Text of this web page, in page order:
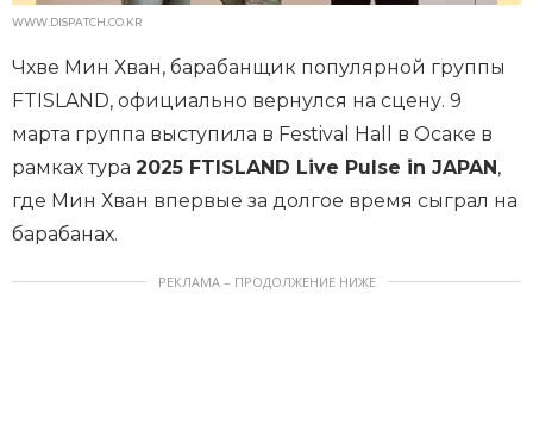
WWW.DISPATCH.CO.KR
Чхве Мин Хван, барабанщик популярной группы
FTISLAND, официально вернулся на сцену. 9
марта группа выступила в Festival Hall в Осаке в
рамках тура 2025 FTISLAND Live Pulse in JAPAN ,
где Мин Хван впервые за долгое время сыграл на
барабанах.
РЕКЛАМА – ПРОДОЛЖЕНИЕ НИЖЕ